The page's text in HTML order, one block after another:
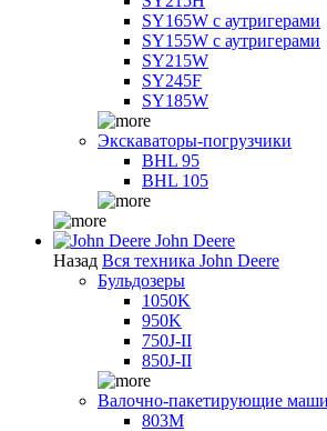
SY165W с аутригерами
SY155W с аутригерами
SY215W
SY245F
SY185W
Экскаваторы-погрузчики
BHL 95
BHL 105
John Deere
Назад Вся техника John Deere
Бульдозеры
1050K
950K
750J-II
850J-II
Валочно-пакетирующие
803M